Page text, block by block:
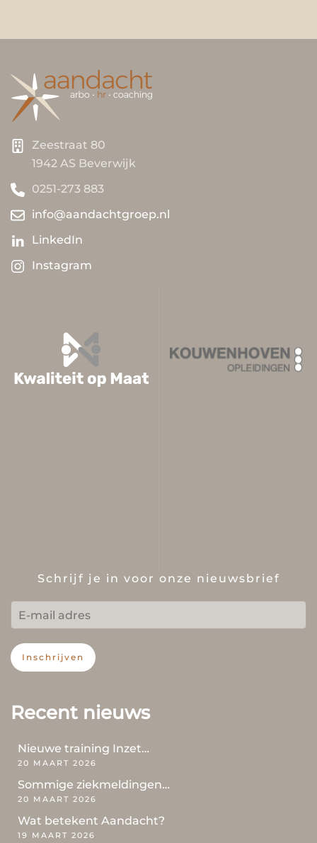
Zeestraat 80
1942 AS Beverwijk
0251-273 883
info@aandachtgroep.nl
LinkedIn
Instagram
Schrijf je in voor onze nieuwsbrief
Inschrijven
Recent nieuws
Nieuwe training Inzet…
20 MAART 2026
Sommige ziekmeldingen…
20 MAART 2026
Wat betekent Aandacht?
19 MAART 2026